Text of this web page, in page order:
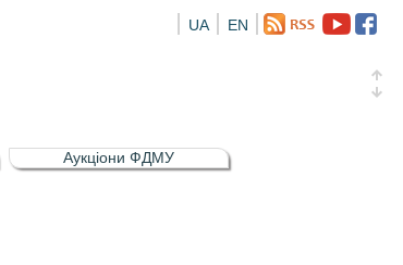
EN
UA
електронна іменна (ISIN UA5000016726)
електронна іменна (ISIN UA5000016726)
Аукціони ФДМУ